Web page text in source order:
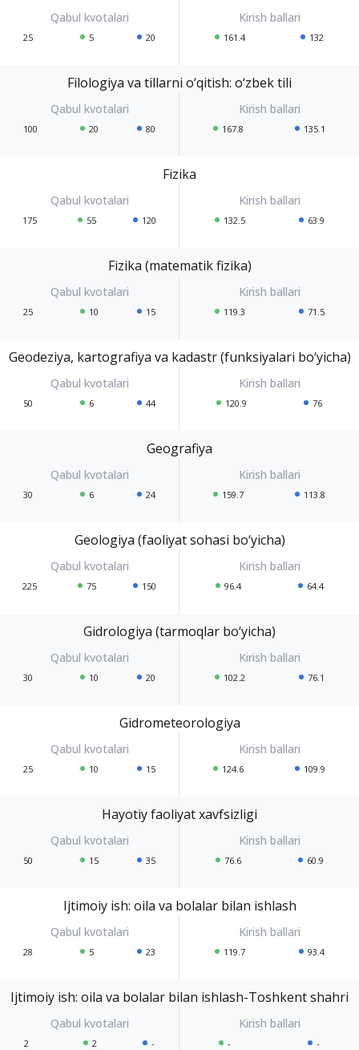
25 5 20 161.4 132
Filologiya va tillarni o‘qitish: o‘zbek tili
100 20 80 167.8 135.1
Fizika
175 55 120 132.5 63.9
Fizika (matematik fizika)
25 10 15 119.3 71.5
Geodeziya, kartografiya va kadastr (funksiyalari bo‘yicha)
50 6 44 120.9 76
Geografiya
30 6 24 159.7 113.8
Geologiya (faoliyat sohasi bo‘yicha)
225 75 150 96.4 64.4
Gidrologiya (tarmoqlar bo‘yicha)
30 10 20 102.2 76.1
Gidrometeorologiya
25 10 15 124.6 109.9
Hayotiy faoliyat xavfsizligi
50 15 35 76.6 60.9
Ijtimoiy ish: oila va bolalar bilan ishlash
28 5 23 119.7 93.4
Ijtimoiy ish: oila va bolalar bilan ishlash-Toshkent shahri
2 2 - - -